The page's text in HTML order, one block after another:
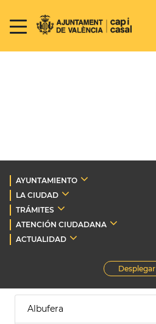
AYUNTAMIENTO
LA CIUDAD
TRÁMITES
ATENCIÓN CIUDADANA
ACTUALIDAD
Desplegar
Albufera